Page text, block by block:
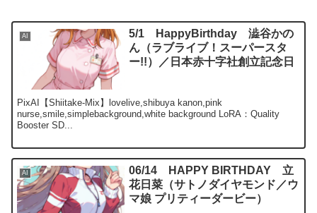
AI
5/1 HappyBirthday 澁谷かの
ん（ラブライブ！スーパースタ
ー!!）／日本赤十字社創立記念日
PixAI【Shiitake-Mix】lovelive,shibuya kanon,pink
nurse,smile,simplebackground,white background LoRA：Quality
Booster SD...
AI
06/14 HAPPY BIRTHDAY 立
花日菜（サトノダイヤモンド／ウ
マ娘 プリティーダービー）